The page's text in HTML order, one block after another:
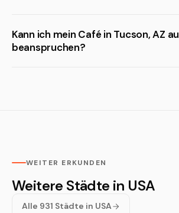
Kann ich mein Café in Tucson, AZ
beanspruchen?
WEITER ERKUNDEN
Weitere Städte in USA
Alle 931 Städte in USA